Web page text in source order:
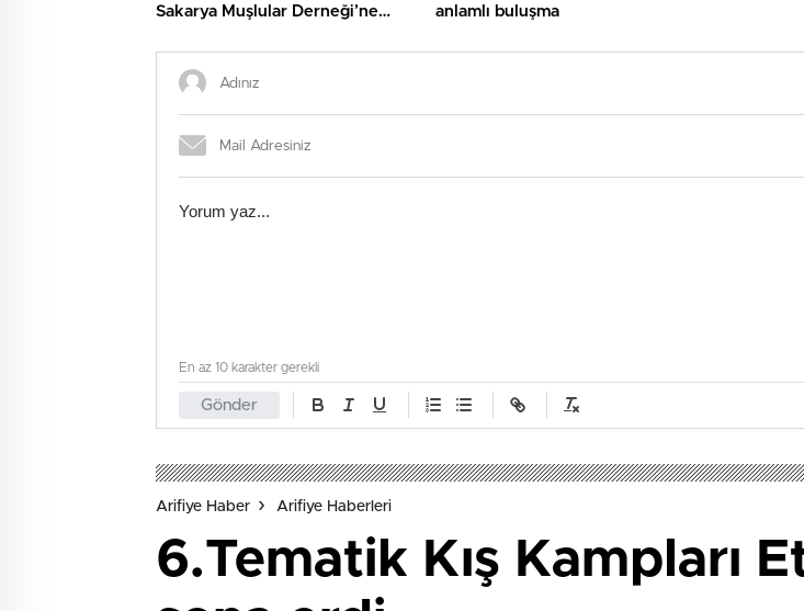
Sakarya Muşlular Derneği’ne
anlamlı buluşma
Gönder
En az 10 karakter gerekli
Arifiye Haber Arifiye Haberleri
6.Tematik Kış Kampları